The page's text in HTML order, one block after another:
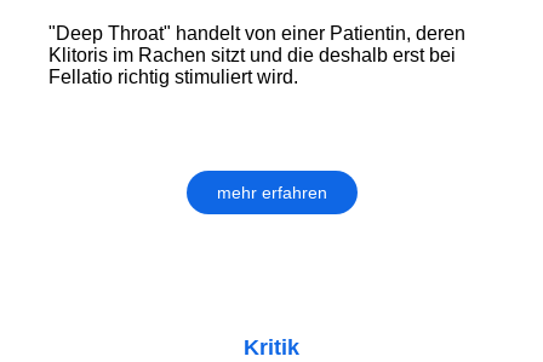
"Deep Throat" handelt von einer Patientin, deren
Klitoris im Rachen sitzt und die deshalb erst bei
Fellatio richtig stimuliert wird.
mehr erfahren
Kritik